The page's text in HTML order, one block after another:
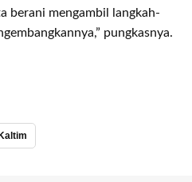
berani mengambil langkah-
pungkasnya.